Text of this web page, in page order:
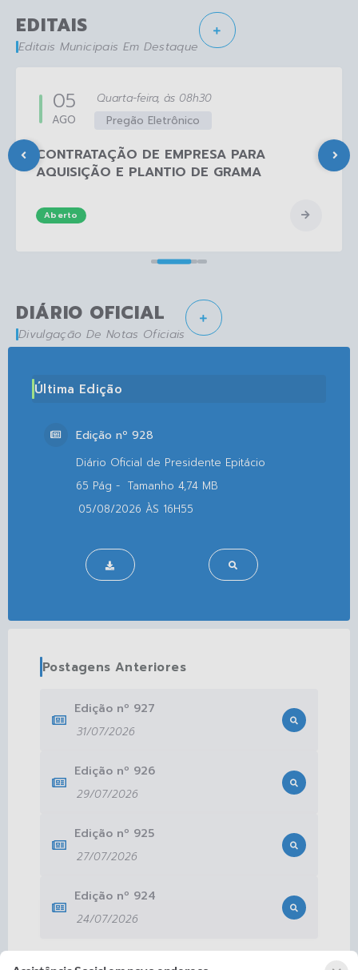
EDITAIS
Editais Municipais Em Destaque
Pregão Eletrônico
CONTRATAÇÃO DE EMPRESA PARA
AQUISIÇÃO E PLANTIO DE GRAMA
Aberto
Quarta-feira 08h30
05
AGO
DIÁRIO OFICIAL
Divulgação De Notas Oficiais
Última Edição
Edição nº 928
4,74 MB
65
05/08/2026
16H55
Postagens Anteriores
Edição nº 927
31/07/2026
Edição nº 926
29/07/2026
Edição nº 925
27/07/2026
Edição nº 924
24/07/2026